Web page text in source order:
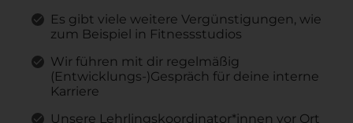
Es gibt viele weitere Vergünstigungen, wie
zum Beispiel in Fitnessstudios
Wir führen mit dir regelmäßig
(Entwicklungs-)Gespräch für deine interne
Karriere
Unsere Lehrlingskoordinator*innen vor Ort